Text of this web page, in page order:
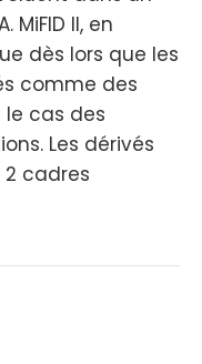
MiFID II, en
dès lors que les
comme des
le cas des
Les dérivés
cadres